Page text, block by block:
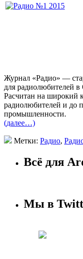
Журнал «Радио» —
для радиолюбителей в
Раcчитан на широкий
радиолюбителей и до
промышленности.
(далее…)
Метки: Радио,
Всё для
Мы в